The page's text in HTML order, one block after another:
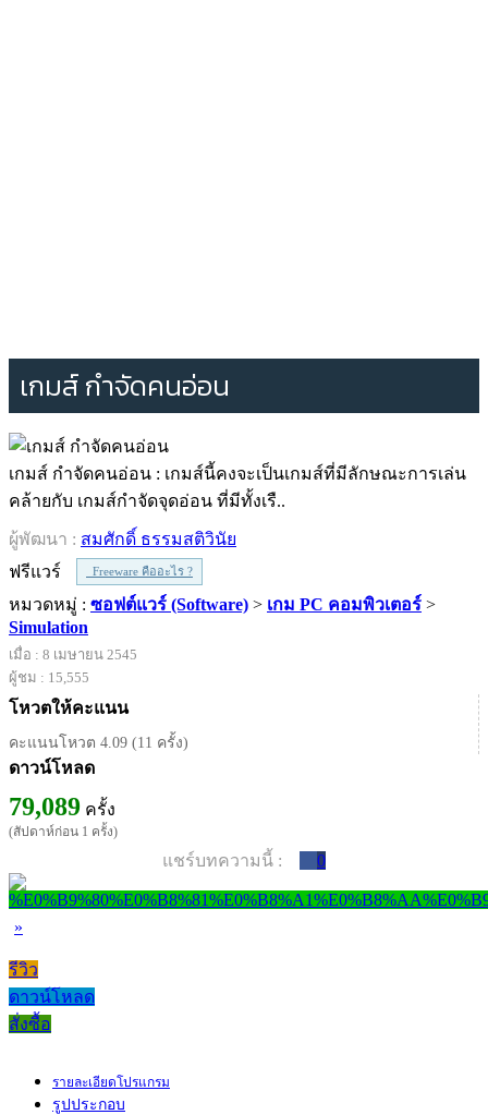
เกมส์ กำจัดคนอ่อน
เกมส์ กำจัดคนอ่อน : เกมส์นี้คงจะเป็นเกมส์ที่มีลักษณะการเล่น
คล้ายกับ เกมส์กำจัดจุดอ่อน ที่มีทั้งเรื..
ผู้พัฒนา : สมศักดิ์ ธรรมสติวินัย
ฟรีแวร์
Freeware คืออะไร ?
หมวดหมู่ : ซอฟต์แวร์ (Software) > เกม PC คอมพิวเตอร์ >
Simulation
เมื่อ : 8 เมษายน 2545
ผู้ชม : 15,555
โหวตให้คะแนน
คะแนนโหวต 4.09 (11 ครั้ง)
ดาวน์โหลด
79,089 ครั้ง
(สัปดาห์ก่อน 1 ครั้ง)
แชร์บทความนี้ : 0
»
รีวิว
ดาวน์โหลด
สั่งซื้อ
รายละเอียดโปรแกรม
รูปประกอบ